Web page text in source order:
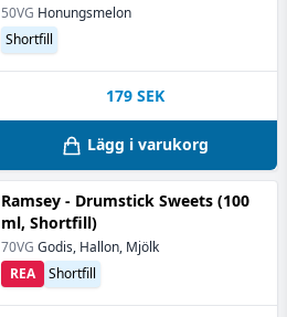
50VG Honungsmelon
Shortfill
179 SEK
Lägg i varukorg
Ramsey - Drumstick Sweets (100
ml, Shortfill)
70VG Godis, Hallon, Mjölk
Shortfill
REA